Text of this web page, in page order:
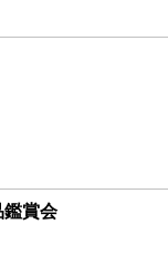
鑑賞会